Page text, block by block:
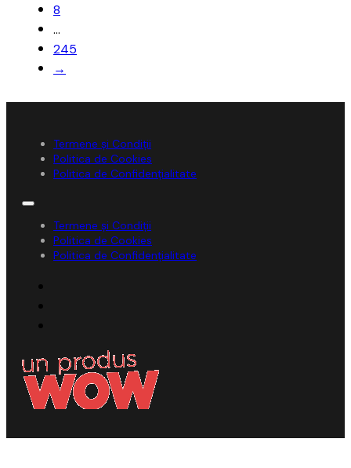
8
…
245
→
Termene și Condiții
Politica de Cookies
Politica de Confidențialitate
Termene și Condiții
Politica de Cookies
Politica de Confidențialitate